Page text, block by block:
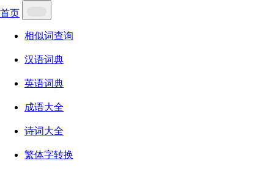
首页
相似词查询
汉语词典
英语词典
成语大全
诗词大全
繁体字转换